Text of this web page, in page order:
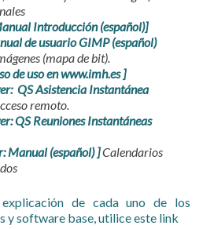
Introducción (español)]
de usuario GIMP (español)
(mapa de bit).
de uso en www.imh.es ]
QS Asistencia Instantánea
remoto.
QS Reuniones Instantáneas
Manual (español) ]Calendarios
de cada uno de los
y software base, utilice este link